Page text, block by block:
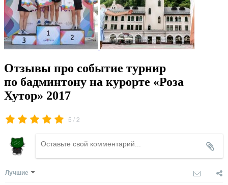
Отзывы про событие турнир
по бадминтону на курорте «Роза
Хутор» 2017
5 /2
Лучшие